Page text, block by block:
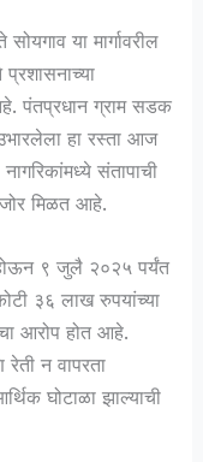
या मार्गावरील
पंतप्रधान ग्राम सडक
हा रस्ता आज
संतापाची
मिळत आहे.
९ जुलै २०२५ पर्यंत
३६ लाख रुपयांच्या
आरोप होत आहे.
न वापरता
घोटाळा झाल्याची